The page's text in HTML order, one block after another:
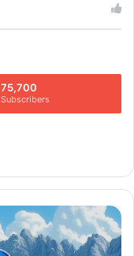
75,700
Subscribers